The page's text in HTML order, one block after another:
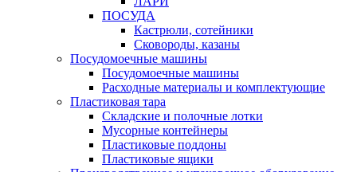
ПОСУДА
Кастрюли, сотейники
Сковороды, казаны
Посудомоечные машины
Посудомоечные машины
Расходные материалы и комплектующие
Пластиковая тара
Складские и полочные лотки
Мусорные контейнеры
Пластиковые поддоны
Пластиковые ящики